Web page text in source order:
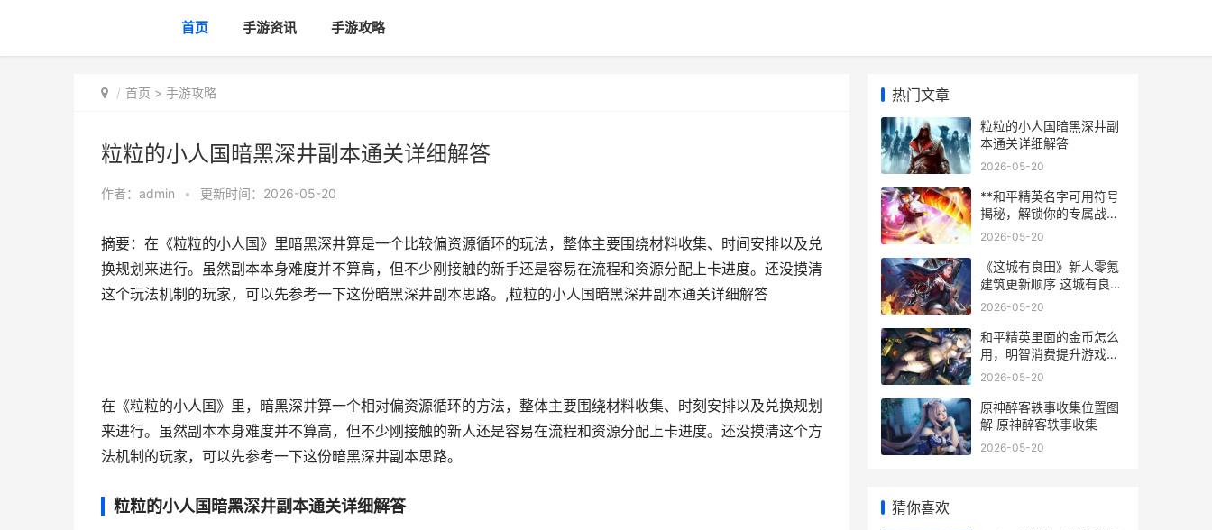
首页 手游资讯 手游攻略
首页 > 手游攻略
粒粒的小人国暗黑深井副本通关详细解答
作者： admin • 更新时间：2026-05-20
摘要：在《粒粒的小人国》里暗黑深井算是一个比较偏资源循环的玩法，整体主要围绕材料收集、时间安排以及兑
换规划来进行。虽然副本本身难度并不算高，但不少刚接触的新手还是容易在流程和资源分配上卡进度。还没摸清
这个玩法机制的玩家，可以先参考一下这份暗黑深井副本思路。,粒粒的小人国暗黑深井副本通关详细解答
在《粒粒的小人国》里，暗黑深井算一个相对偏资源循环的方法，整体主要围绕材料收集、时刻安排以及兑换规划
来进行。虽然副本本身难度并不算高，但不少刚接触的新人还是容易在流程和资源分配上卡进度。还没摸清这个方
法机制的玩家，可以先参考一下这份暗黑深井副本思路。
粒粒的小人国暗黑深井副本通关详细解答
热门文章
粒粒的小人国暗黑深井副
本通关详细解答
2026-05-20
**和平精英名字可用符号
揭秘，解锁你的专属战场
标识副标题从逗号到感叹
2026-05-20
《这城有良田》新人零氪
建筑更新顺序 这城有良田
外域僚属有哪些
2026-05-20
和平精英里面的金币怎么
用，明智消费提升游戏体
验，副标题，资深玩家教
2026-05-20
原神醉客轶事收集位置图
解 原神醉客轶事收集
2026-05-20
猜你喜欢